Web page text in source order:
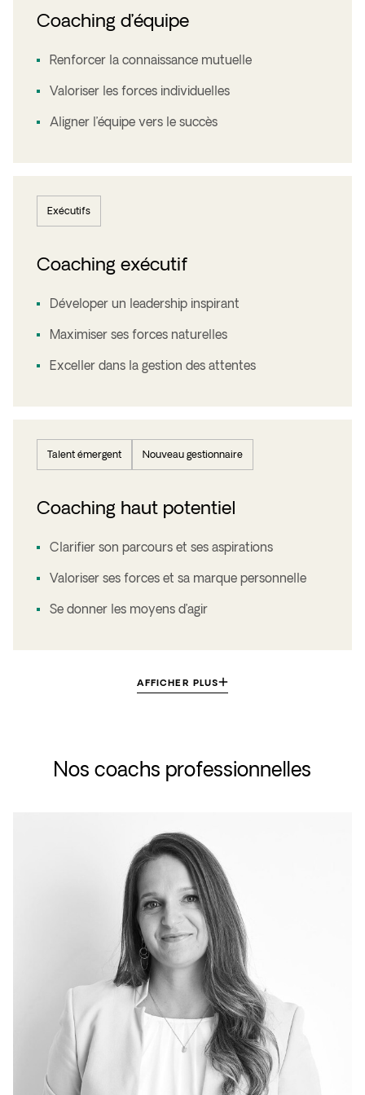
Coaching d’équipe
Renforcer la connaissance mutuelle
Valoriser les forces individuelles
Aligner l’équipe vers le succès
Exécutifs
Coaching exécutif
Déveloper un leadership inspirant
Maximiser ses forces naturelles
Exceller dans la gestion des attentes
Talent émergent Nouveau gestionnaire
Coaching haut potentiel
Clarifier son parcours et ses aspirations
Valoriser ses forces et sa marque personnelle
Se donner les moyens d’agir
AFFICHER PLUS
Nos coachs professionnelles